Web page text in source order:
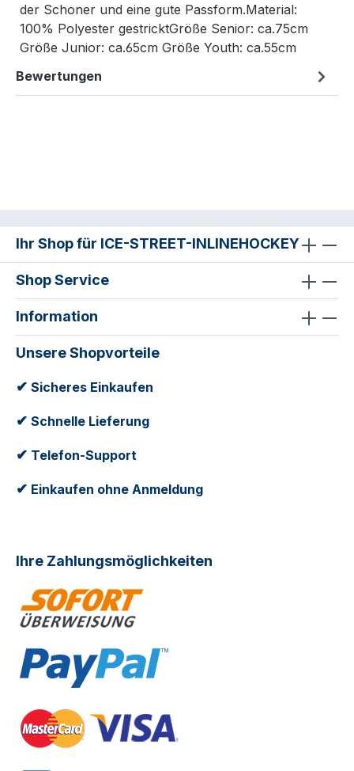
der Schoner und eine gute Passform.Material:
100% Polyester gestricktGröße Senior: ca.75cm
Größe Junior: ca.65cm Größe Youth: ca.55cm
Bewertungen
Ihr Shop für ICE-STREET-INLINEHOCKEY
Shop Service
Information
Unsere Shopvorteile
✔ Sicheres Einkaufen
✔ Schnelle Lieferung
✔ Telefon-Support
✔ Einkaufen ohne Anmeldung
Ihre Zahlungsmöglichkeiten